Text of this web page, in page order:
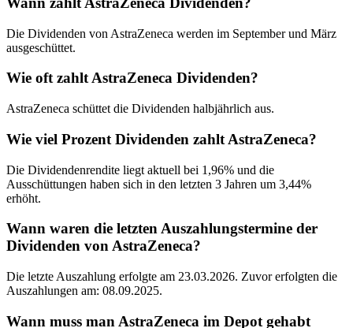
Die Dividenden von AstraZeneca werden im September und März
ausgeschüttet.
Wie oft zahlt AstraZeneca Dividenden?
AstraZeneca schüttet die Dividenden halbjährlich aus.
Wie viel Prozent Dividenden zahlt AstraZeneca?
Die Dividendenrendite liegt aktuell bei 1,96% und die
Ausschüttungen haben sich in den letzten 3 Jahren um 3,44%
erhöht.
Wann waren die letzten Auszahlungstermine der
Dividenden von AstraZeneca?
Die letzte Auszahlung erfolgte am 23.03.2026. Zuvor erfolgten die
Auszahlungen am: 08.09.2025.
Wann muss man AstraZeneca im Depot gehabt